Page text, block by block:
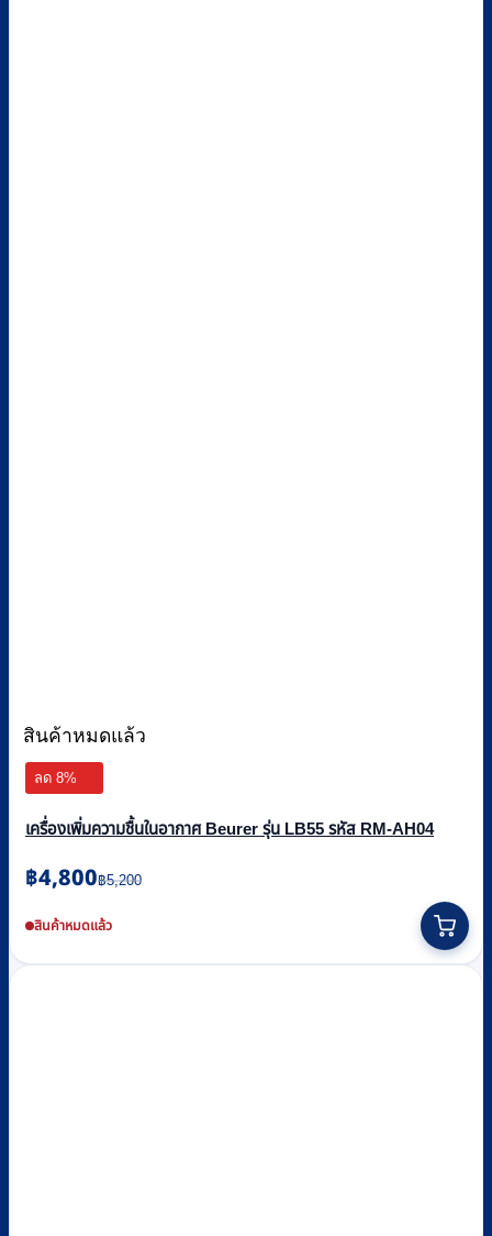
สินค้าหมดแล้ว
ลด 8%
เครื่องเพิ่มความชื้นในอากาศ Beurer รุ่น LB55 รหัส RM-AH04
฿5,200
Original
price
was:
฿4,800
Current
price
is:สินค้าหมดแล้ว